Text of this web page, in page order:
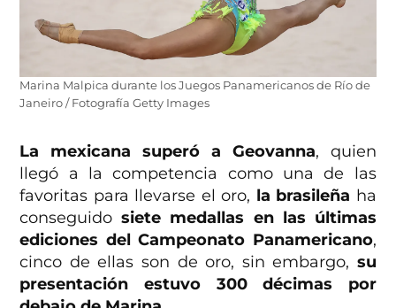
Marina Malpica durante los Juegos Panamericanos de Río de
Janeiro / Fotografía Getty Images
La mexicana superó a Geovanna, quien
llegó a la competencia como una de las
favoritas para llevarse el oro, la brasileña ha
conseguido siete medallas en las últimas
ediciones del Campeonato Panamericano,
cinco de ellas son de oro, sin embargo, su
presentación estuvo 300 décimas por